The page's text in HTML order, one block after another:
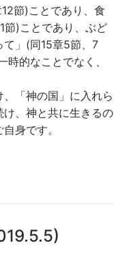
節)ことであり、食
節)ことであり、ぶど
て」(同15章5節、7
的なことでなく、
「神の国」に入れら
、神と共に生きるの
身です。